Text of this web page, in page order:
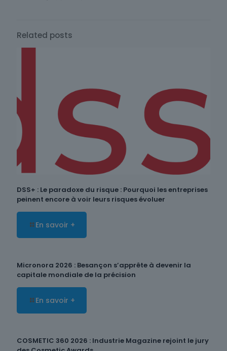
Related posts
DSS+ : Le paradoxe du risque : Pourquoi les entreprises
peinent encore à voir leurs risques évoluer
En savoir +
Micronora 2026 : Besançon s’apprête à devenir la
capitale mondiale de la précision
En savoir +
COSMETIC 360 2026 : Industrie Magazine rejoint le jury